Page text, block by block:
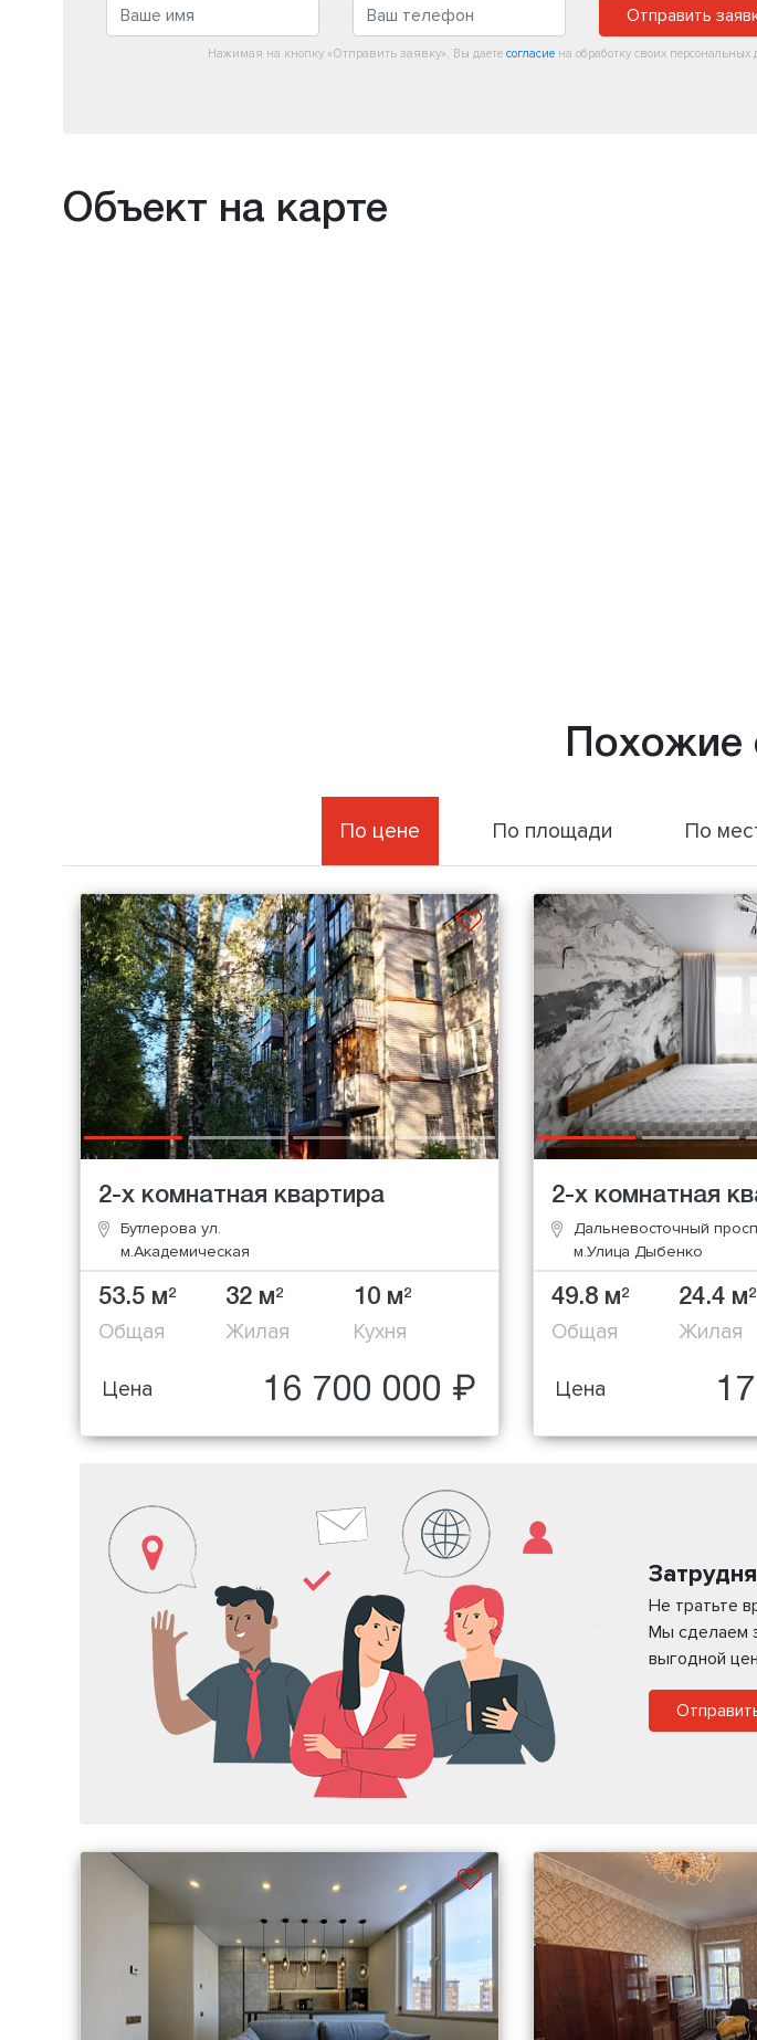
Отправить
Нажимая на кнопку «Отправить заявку», Вы даете согласиена обработку своих персональных
Объект на карте
Похожие
По цене По площади По
2-х комнатная квартира
Бутлерова ул.
м.Академическая
53.5 м2
Общая
32 м2
Жилая
10 м2
Кухня
Цена 16 700 000 ₽
2-х комнатная
Дальневосточный
м.Улица Дыбенко
49.8 м2
Общая
24.4 м2
Жилая
Цена
Не тратьте
Мы сделаем
выгодной